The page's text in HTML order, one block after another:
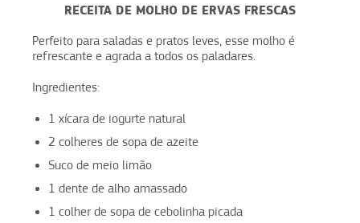
RECEITA DE MOLHO DE ERVAS FRESCAS
Perfeito para saladas e pratos leves, esse molho é
refrescante e agrada a todos os paladares.
Ingredientes:
1 xícara de iogurte natural
2 colheres de sopa de azeite
Suco de meio limão
1 dente de alho amassado
1 colher de sopa de cebolinha picada